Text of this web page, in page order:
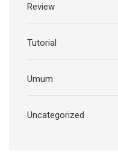
Review
Tutorial
Umum
Uncategorized